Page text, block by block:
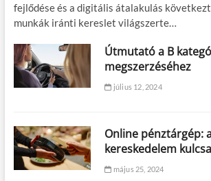
fejlődése és a digitális átalakulás
munkák iránti kereslet világszerte…
Útmutató a B
megszerzéséhez
július 12, 2024
Online pénztárgép:
kereskedelem kulcsa
május 25, 2024